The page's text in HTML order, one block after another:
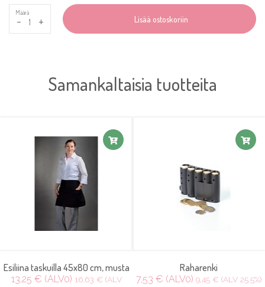
Määrä
- + Lisää ostoskoriin
Samankaltaisia tuotteita
Esiliina taskuilla 45x80 cm, musta
13,25 € (ALV0) 16,63 € (ALV
Raharenki
7,53 € (ALV0) 9,45 € (ALV 25.5%)